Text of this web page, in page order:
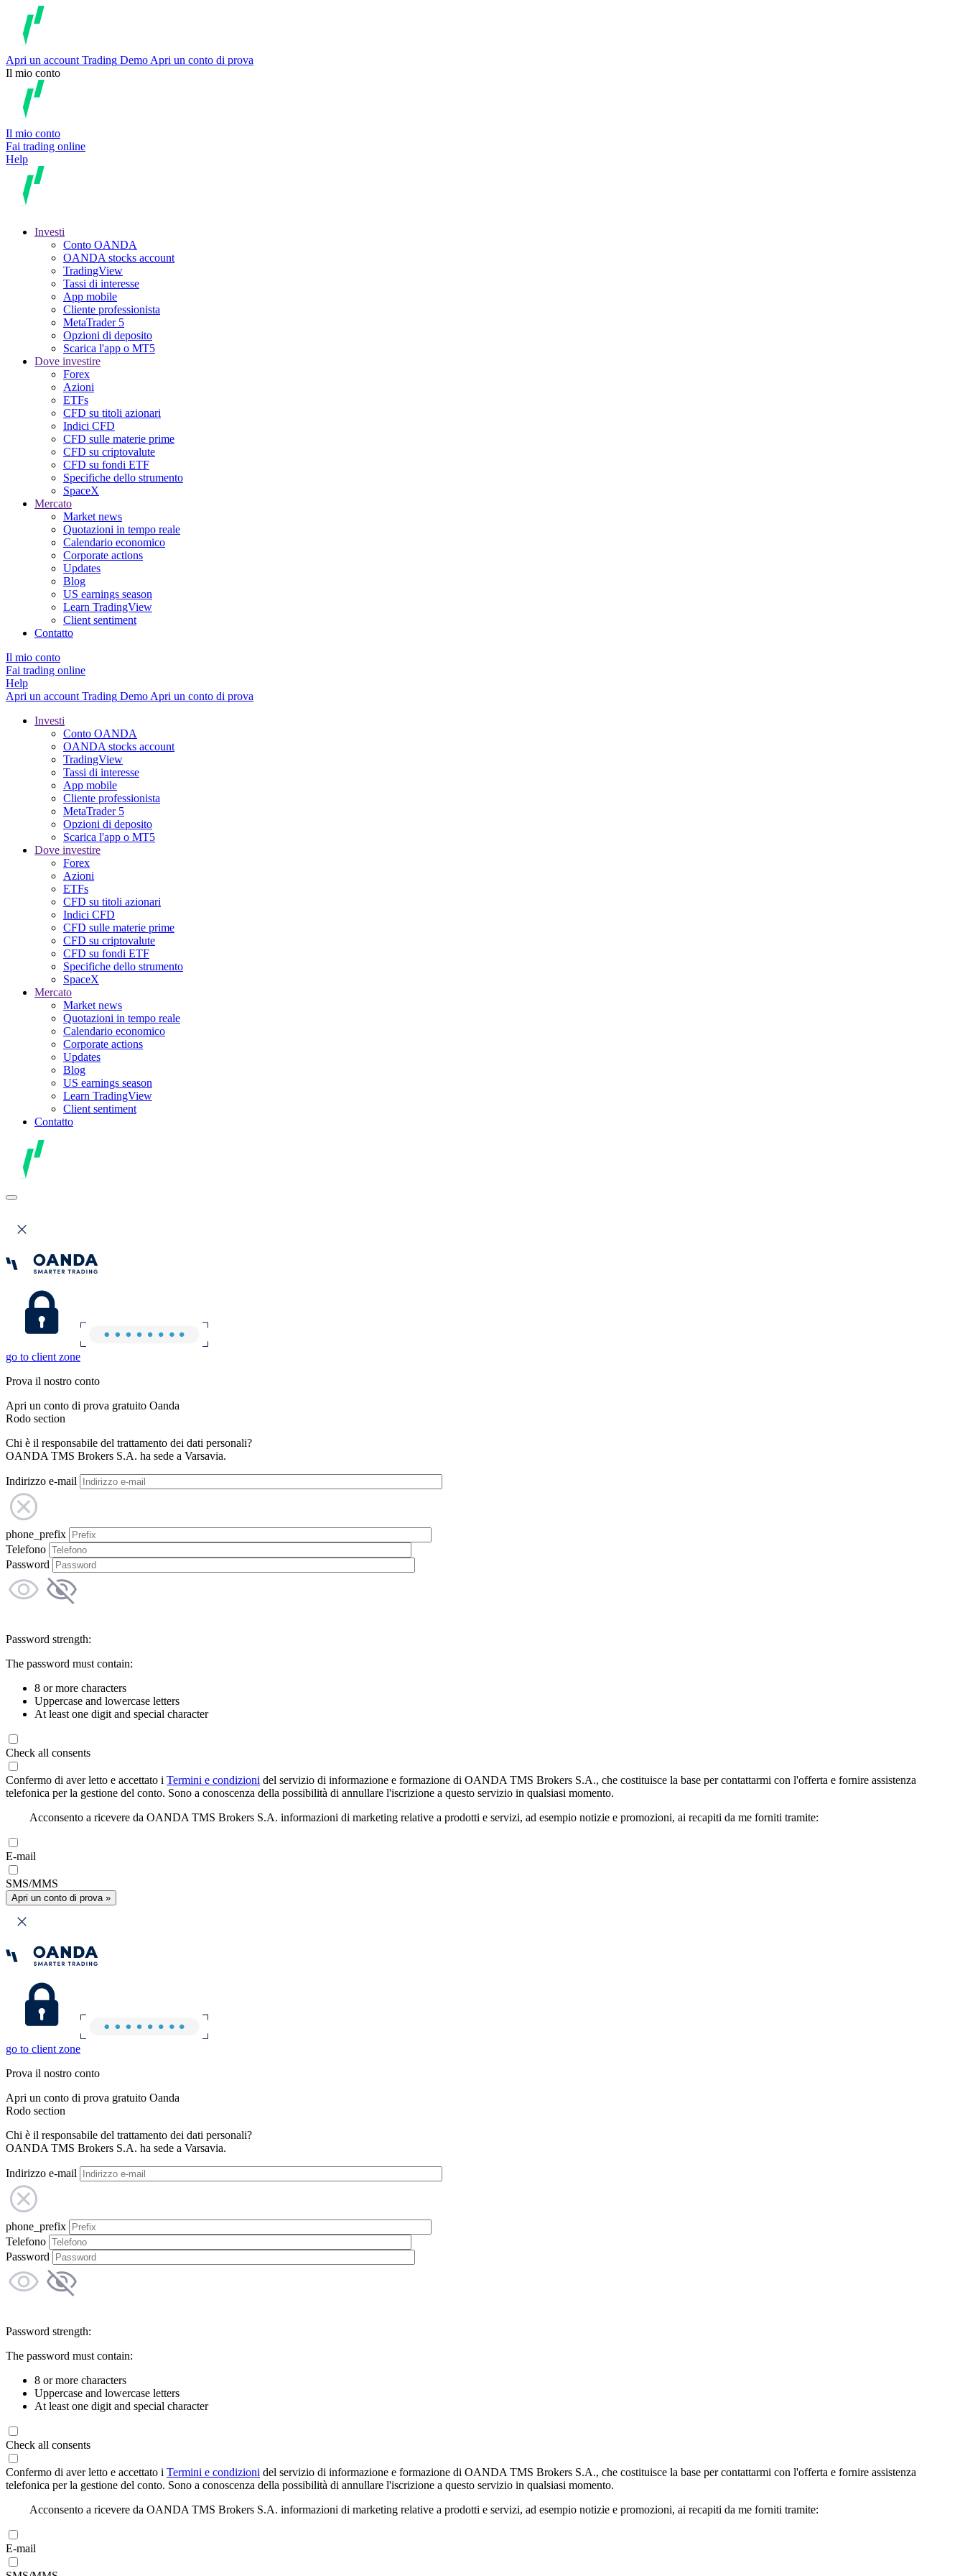
Apri un account Trading Demo Apri un conto di prova
Il mio conto
Il mio conto
Fai trading online
Help
Investi
Conto OANDA
OANDA stocks account
TradingView
Tassi di interesse
App mobile
Cliente professionista
MetaTrader 5
Opzioni di deposito
Scarica l'app o MT5
Dove investire
Forex
Azioni
ETFs
CFD su titoli azionari
Indici CFD
CFD sulle materie prime
CFD su criptovalute
CFD su fondi ETF
Specifiche dello strumento
SpaceX
Mercato
Market news
Quotazioni in tempo reale
Calendario economico
Corporate actions
Updates
Blog
US earnings season
Learn TradingView
Client sentiment
Contatto
Il mio conto
Fai trading online
Help
Apri un account Trading Demo Apri un conto di prova
Investi
Conto OANDA
OANDA stocks account
TradingView
Tassi di interesse
App mobile
Cliente professionista
MetaTrader 5
Opzioni di deposito
Scarica l'app o MT5
Dove investire
Forex
Azioni
ETFs
CFD su titoli azionari
Indici CFD
CFD sulle materie prime
CFD su criptovalute
CFD su fondi ETF
Specifiche dello strumento
SpaceX
Mercato
Market news
Quotazioni in tempo reale
Calendario economico
Corporate actions
Updates
Blog
US earnings season
Learn TradingView
Client sentiment
Contatto
go to client zone
Prova il nostro conto
Apri un conto di prova gratuito Oanda
Rodo section
Chi è il responsabile del trattamento dei dati personali?
OANDA TMS Brokers S.A. ha sede a Varsavia.
Indirizzo e-mail
phone_prefix
Telefono
Password
Password strength:
The password must contain:
8 or more characters
Uppercase and lowercase letters
At least one digit and special character
Check all consents
Confermo di aver letto e accettato i Termini e condizioni del servizio di informazione e formazione di OANDA TMS Brokers S.A., che costituisce la base per contattarmi con l'offerta e fornire assistenza
telefonica per la gestione del conto. Sono a conoscenza della possibilità di annullare l'iscrizione a questo servizio in qualsiasi momento.
Acconsento a ricevere da OANDA TMS Brokers S.A. informazioni di marketing relative a prodotti e servizi, ad esempio notizie e promozioni, ai recapiti da me forniti tramite:
E-mail
SMS/MMS
Apri un conto di prova »
go to client zone
Prova il nostro conto
Apri un conto di prova gratuito Oanda
Rodo section
Chi è il responsabile del trattamento dei dati personali?
OANDA TMS Brokers S.A. ha sede a Varsavia.
Indirizzo e-mail
phone_prefix
Telefono
Password
Password strength:
The password must contain:
8 or more characters
Uppercase and lowercase letters
At least one digit and special character
Check all consents
Confermo di aver letto e accettato i Termini e condizioni del servizio di informazione e formazione di OANDA TMS Brokers S.A., che costituisce la base per contattarmi con l'offerta e fornire assistenza
telefonica per la gestione del conto. Sono a conoscenza della possibilità di annullare l'iscrizione a questo servizio in qualsiasi momento.
Acconsento a ricevere da OANDA TMS Brokers S.A. informazioni di marketing relative a prodotti e servizi, ad esempio notizie e promozioni, ai recapiti da me forniti tramite:
E-mail